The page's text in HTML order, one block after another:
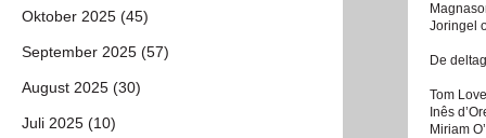
Joringel
De
Tom
Inês
Miriam
Oktober 2025 (45)
September 2025 (57)
August 2025 (30)
Juli 2025 (10)